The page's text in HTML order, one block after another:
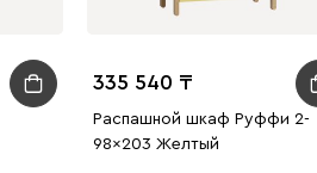
335 540
Распашной шкаф Руффи 2-
98x203 Желтый